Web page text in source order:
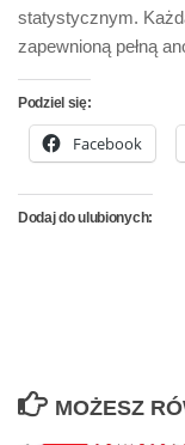
statystycznym.
zapewnioną pełną
Podziel się:
Facebook
Dodaj do ulubionych:
MOŻESZ